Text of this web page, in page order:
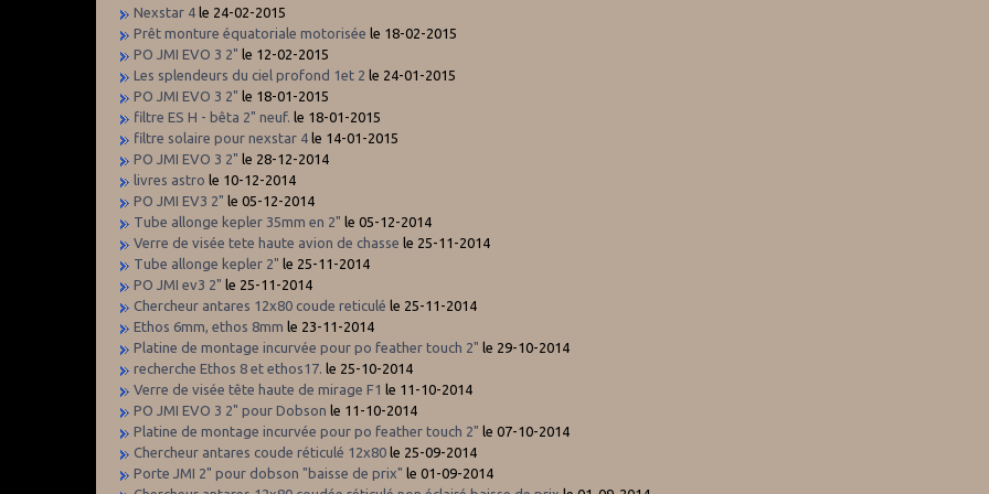
Nexstar 4 le 24-02-2015
Prêt monture équatoriale motorisée le 18-02-2015
PO JMI EVO 3 2" le 12-02-2015
Les splendeurs du ciel profond 1et 2 le 24-01-2015
PO JMI EVO 3 2" le 18-01-2015
filtre ES H - bêta 2" neuf. le 18-01-2015
filtre solaire pour nexstar 4 le 14-01-2015
PO JMI EVO 3 2" le 28-12-2014
livres astro le 10-12-2014
PO JMI EV3 2" le 05-12-2014
Tube allonge kepler 35mm en 2" le 05-12-2014
Verre de visée tete haute avion de chasse le 25-11-2014
Tube allonge kepler 2" le 25-11-2014
PO JMI ev3 2" le 25-11-2014
Chercheur antares 12x80 coude reticulé le 25-11-2014
Ethos 6mm, ethos 8mm le 23-11-2014
Platine de montage incurvée pour po feather touch 2" le 29-10-2014
recherche Ethos 8 et ethos17. le 25-10-2014
Verre de visée tête haute de mirage F1 le 11-10-2014
PO JMI EVO 3 2" pour Dobson le 11-10-2014
Platine de montage incurvée pour po feather touch 2" le 07-10-2014
Chercheur antares coude réticulé 12x80 le 25-09-2014
Porte JMI 2" pour dobson "baisse de prix" le 01-09-2014